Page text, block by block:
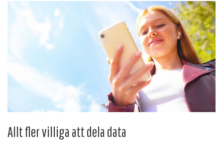
Allt fler villiga att dela data